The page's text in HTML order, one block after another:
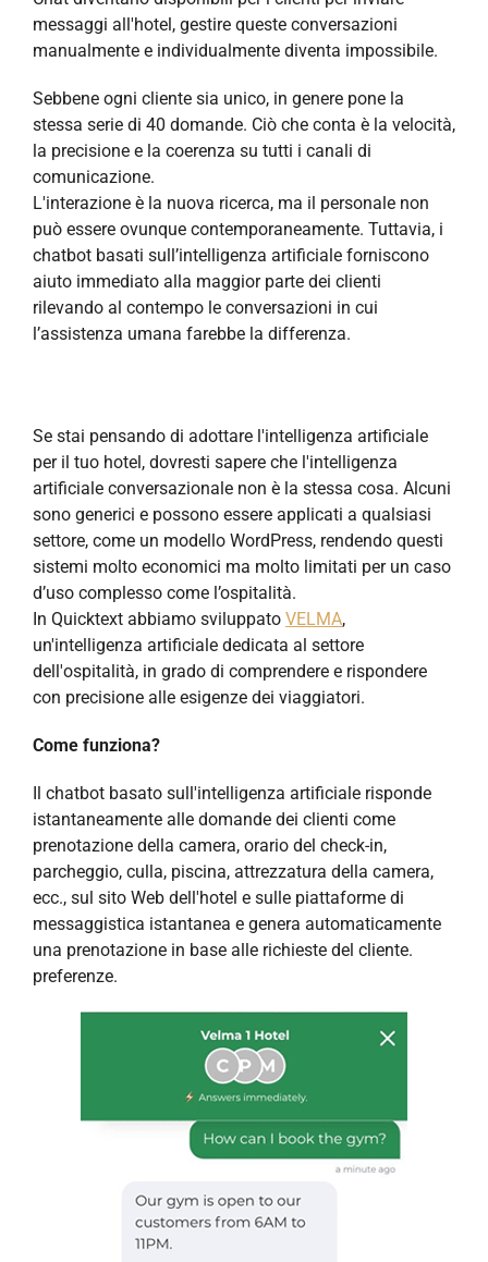
messaggi all'hotel, gestire queste conversazioni
manualmente e individualmente diventa impossibile.
Sebbene ogni cliente sia unico, in genere pone la
stessa serie di 40 domande. Ciò che conta è la velocità,
la precisione e la coerenza su tutti i canali di
comunicazione.
L'interazione è la nuova ricerca, ma il personale non
può essere ovunque contemporaneamente. Tuttavia, i
chatbot basati sull’intelligenza artificiale forniscono
aiuto immediato alla maggior parte dei clienti
rilevando al contempo le conversazioni in cui
l’assistenza umana farebbe la differenza.
Se stai pensando di adottare l'intelligenza artificiale
per il tuo hotel, dovresti sapere che l'intelligenza
artificiale conversazionale non è la stessa cosa. Alcuni
sono generici e possono essere applicati a qualsiasi
settore, come un modello WordPress, rendendo questi
sistemi molto economici ma molto limitati per un caso
d’uso complesso come l’ospitalità.
In Quicktext abbiamo sviluppato VELMA,
un'intelligenza artificiale dedicata al settore
dell'ospitalità, in grado di comprendere e rispondere
con precisione alle esigenze dei viaggiatori.
Come funziona?
Il chatbot basato sull'intelligenza artificiale risponde
istantaneamente alle domande dei clienti come
prenotazione della camera, orario del check-in,
parcheggio, culla, piscina, attrezzatura della camera,
ecc., sul sito Web dell'hotel e sulle piattaforme di
messaggistica istantanea e genera automaticamente
una prenotazione in base alle richieste del cliente.
preferenze.